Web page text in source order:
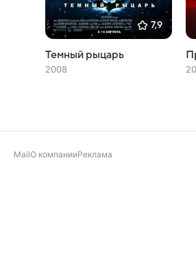
7,9
Темный рыцарь
2008
MailО компанииРеклама